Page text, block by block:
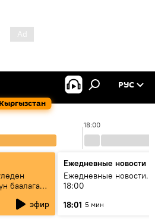
Кыргызстан
РУС
18:00
баалаган
эфир
Ежедневные новости
Ежедневные новости.
18:00
18:01 5 мин